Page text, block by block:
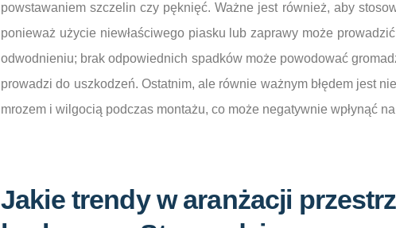
powstawaniem szczelin czy pęknięć. Ważne jest również, aby
ponieważ użycie niewłaściwego piasku lub zaprawy może
odwodnieniu; brak odpowiednich spadków może powodować
prowadzi do uszkodzeń. Ostatnim, ale równie ważnym błędem jest
mrozem i wilgocią podczas montażu, co może negatywnie wpłynąć na
Jakie trendy w aranżacji